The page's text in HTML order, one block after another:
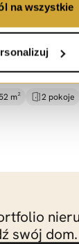
na wszystkie
garaż -
m² 2 pokoje
swój dom.